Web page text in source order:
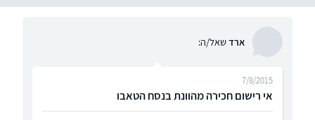
ארדשאל/ה:
אי רישום חכירה מהוונת בנסח הטאבו
7/8/2015